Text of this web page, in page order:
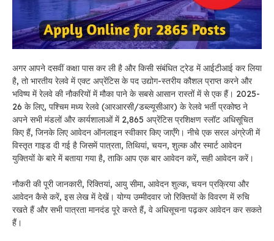
अगर आपने दसवीं कक्षा पास कर ली है और किसी संबंधित ट्रेड में आईटीआई कर लिया
है, तो भारतीय रेलवे में एक्ट अप्रेंटिस के पद उद्योग-स्तरीय कौशल प्राप्त करने और
भविष्य में रेलवे की नौकरियों में मौका पाने के सबसे आसान रास्तों में से एक हैं। 2025-
26 के लिए, पश्चिम मध्य रेलवे (आरआरसी/डब्ल्यूसीआर) के रेलवे भर्ती प्रकोष्ठ ने
अपने सभी मंडलों और कार्यशालाओं में 2,865 अप्रेंटिस प्रशिक्षण स्लॉट अधिसूचित
किए हैं, जिनके लिए आवेदन ऑनलाइन स्वीकार किए जाएँगे। नीचे एक सरल अंग्रेजी में
विस्तृत गाइड दी गई है जिसमें पात्रता, तिथियां, चयन, शुल्क और स्मार्ट आवेदन
युक्तियों के बारे में बताया गया है, ताकि आप एक बार आवेदन करें, सही आवेदन करें।
नौकरी की पूरी जानकारी, रिक्तियां, आयु सीमा, आवेदन शुल्क, चयन प्रक्रिया और
आवेदन कैसे करें, इस लेख में देखें। योग्य उम्मीदवार जो रिक्तियों के विवरण में रुचि
रखते हैं और सभी पात्रता मानदंड पूरे करते हैं, वे अधिसूचना पढ़कर आवेदन कर सकते
हैं।